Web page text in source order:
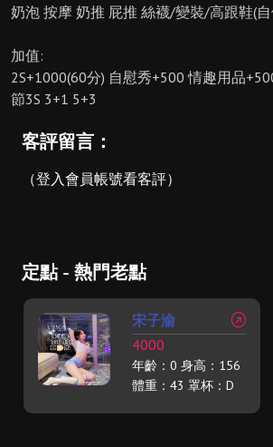
奶泡 按摩 奶推 屁推 絲襪/變裝/高跟鞋(自
加值:
2S+1000(60分) 自慰秀+500 情趣用品
節3S 3+1 5+3
客評留言：
（登入會員帳號看客評）
定點 - 熱門老點
宋子渝
4000
年齡：0 身高：156
體重：43 罩杯：D